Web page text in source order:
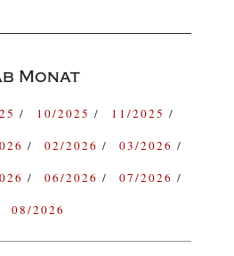
Monat
10/2025
11/2025
02/2026
03/2026
06/2026
07/2026
08/2026